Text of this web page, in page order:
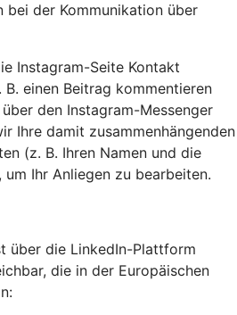
bei der Kommunikation über
Instagram-Seite Kontakt
B. einen Beitrag kommentieren
den Instagram-Messenger
Ihre damit zusammenhängenden
(z. B. Ihren Namen und die
Ihr Anliegen zu bearbeiten.
über die LinkedIn-Plattform
die in der Europäischen